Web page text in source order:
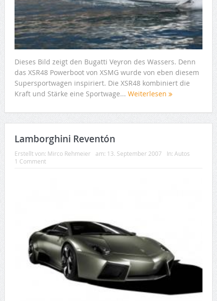
Dieses Bild zeigt den Bugatti Veyron des Wassers. Denn
das XSR48 Powerboot von XSMG wurde von eben diesem
Supersportwagen inspiriert. Die XSR48 kombiniert die
Kraft und Stärke eine Sportwage... Weiterlesen
Lamborghini Reventón
Erstellt von: Mirco Rehmeier am: 13. September 2007 In: Autos
1 Comment